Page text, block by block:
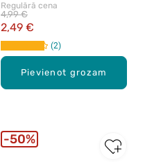
Pievienot grozam
antiperspirants, 150ml
Regulārā cena
2,49 €
4,99 €
2
50%